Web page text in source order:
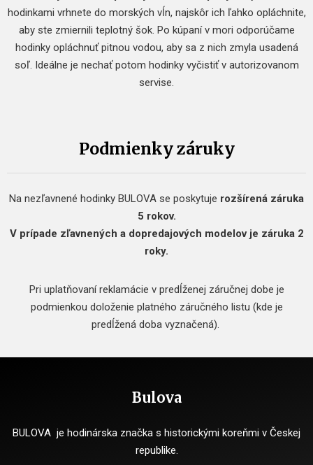
hodinkami vrhnete do morských vĺn, najskôr ich ľahko opláchnite,
aby ste zmiernili teplotný šok. Po kúpaní v mori odporúčame
hodinky opláchnuť pitnou vodou, aby sa z nich zmyla usadená
soľ. Ideálne je nechať potom hodinky vyčistiť v autorizovanom
servise.
Podmienky záruky
Na nezľavnené hodinky BULOVA se poskytuje rozšírená záruka
5 rokov.
V prípade zľavnených a dopredajových modelov je záruka 2
roky.
Pri uplatňovaní reklamácie v predĺženej záručnej dobe je
podmienkou doloženie platného záručného listu (kde je
predĺžená doba vyznačená).
Bulova
BULOVA je hodinárska značka s historickými koreňmi v Českej
republike.